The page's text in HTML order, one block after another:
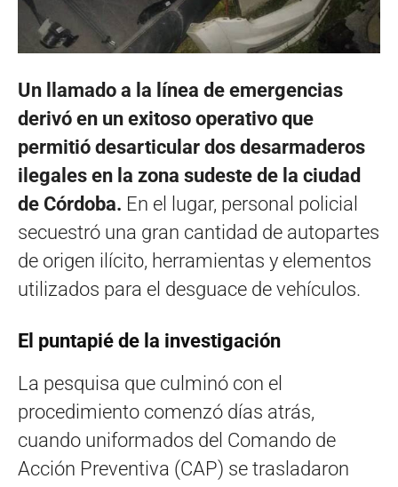
Un llamado a la línea de emergencias
derivó en un exitoso operativo que
permitió desarticular dos desarmaderos
ilegales en la zona sudeste de la ciudad
de Córdoba. En el lugar, personal policial
secuestró una gran cantidad de autopartes
de origen ilícito, herramientas y elementos
utilizados para el desguace de vehículos.
El puntapié de la investigación
La pesquisa que culminó con el
procedimiento comenzó días atrás,
cuando uniformados del Comando de
Acción Preventiva (CAP) se trasladaron